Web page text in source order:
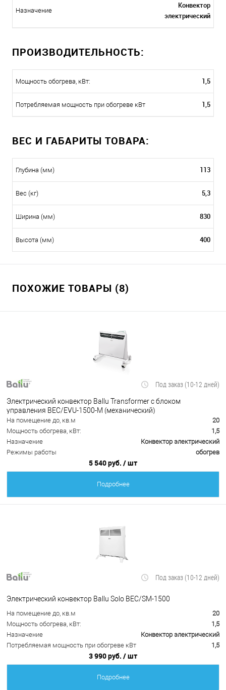
Назначение
Конвектор
электрический
ПРОИЗВОДИТЕЛЬНОСТЬ:
Мощность обогрева, кВт: 1,5
Потребляемая мощность при обогреве кВт 1,5
ВЕС И ГАБАРИТЫ ТОВАРА:
Глубина (мм) 113
Вес (кг) 5,3
Ширина (мм) 830
Высота (мм) 400
ПОХОЖИЕ ТОВАРЫ (8)
Под заказ (10-12 дней)
Электрический конвектор Ballu Transformer с блоком
управления BEC/EVU-1500-M (механический)
На помещение до, кв.м
20
Мощность обогрева, кВт:
1,5
Назначение
Конвектор электрический
Режимы работы
обогрев
5 540 руб. / шт
Подробнее
Под заказ (10-12 дней)
Электрический конвектор Ballu Solo BEC/SM-1500
На помещение до, кв.м
20
Мощность обогрева, кВт:
1,5
Назначение
Конвектор электрический
Потребляемая мощность при обогреве кВт
1,5
3 990 руб. / шт
Подробнее